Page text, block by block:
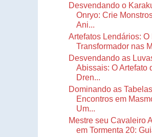
Desvendando o
Onryo: Crie
Ani...
Artefatos Lendários: O
Transformador nas
Desvendando as
Abissais: O Artefato
Dren...
Dominando as
Encontros em
Um...
Mestre seu Cavaleiro
em Tormenta 20: